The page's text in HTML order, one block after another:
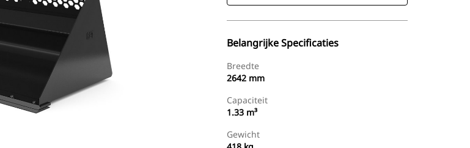
Belangrijke Specificaties
Breedte
2642 mm
Capaciteit
1.33 m³
Gewicht